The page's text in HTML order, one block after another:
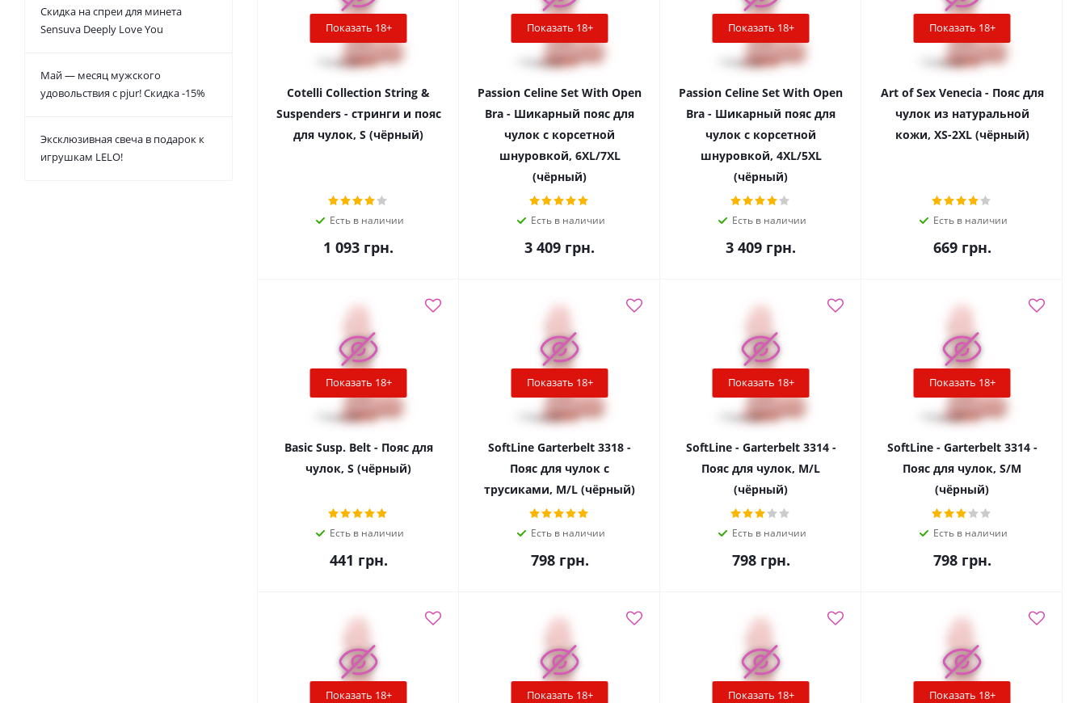
Показать 18+
Cotelli Collection String &
Suspenders - стринги и пояс
для чулок, S (чёрный)
Есть в наличии
1 093 грн.
Показать 18+
Passion Celine Set With Open
Bra - Шикарный пояс для
чулок с корсетной
шнуровкой, 6XL/7XL
(чёрный)
Есть в наличии
3 409 грн.
Показать 18+
Passion Celine Set With Open
Bra - Шикарный пояс для
чулок с корсетной
шнуровкой, 4XL/5XL
(чёрный)
Есть в наличии
3 409 грн.
Показать 18+
Art of Sex Venecia - Пояс для
чулок из натуральной
кожи, XS-2XL (чёрный)
Есть в наличии
669грн.
Показать 18+
Basic Susp. Belt - Пояс для
чулок, S (чёрный)
Есть в наличии
441 грн.
Показать 18+
SoftLine Garterbelt 3318 -
Пояс для чулок с
трусиками, M/L (чёрный)
Есть в наличии
798грн.
Показать 18+
SoftLine - Garterbelt 3314 -
Пояс для чулок, M/L
(чёрный)
Есть в наличии
798грн.
Показать 18+
SoftLine - Garterbelt 3314 -
Пояс для чулок, S/M
(чёрный)
Есть в наличии
798грн.
Показать 18+ Показать 18+ Показать 18+ Показать 18+
Скидка на спреи для минета
Sensuva Deeply Love You
Май — месяц мужского
удовольствия с pjur! Скидка -15%
Эксклюзивная свеча в подарок к
игрушкам LELO!